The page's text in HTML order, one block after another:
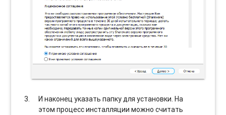
И наконец указать папку для установки. На
этом процесс инсталляции можно считать